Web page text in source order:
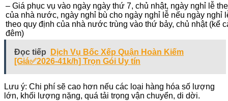
– Giá phục vụ vào ngày ngày thứ 7, chủ nhật, ngày nghỉ lễ
của nhà nước, ngày nghỉ bù cho ngày nghỉ lễ nếu ngày nghỉ
theo quy định của nhà nước trùng vào thứ bảy, chủ nhật (kể
đêm)
Đọc tiếp
Dịch Vụ Bốc Xếp Quận Hoàn Kiếm
[Giá✅2026-41k/h] Trọn Gói Uy tín
Lưu ý: Chi phí sẽ cao hơn nếu các loại hàng hóa số lượng
lớn, khối lượng nặng, quá tải trọng vận chuyển, di dời.